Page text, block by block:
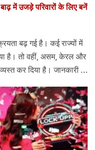
में उजड़े परिवारों के लिए बनें
बढ़ गई है। कई राज्यों में
है। तो वहीं, असम, केरल और
कर दिया है। जानकारी के
राहत शिविरों में शिफ्ट होना
के सुपरस्टार सलमान